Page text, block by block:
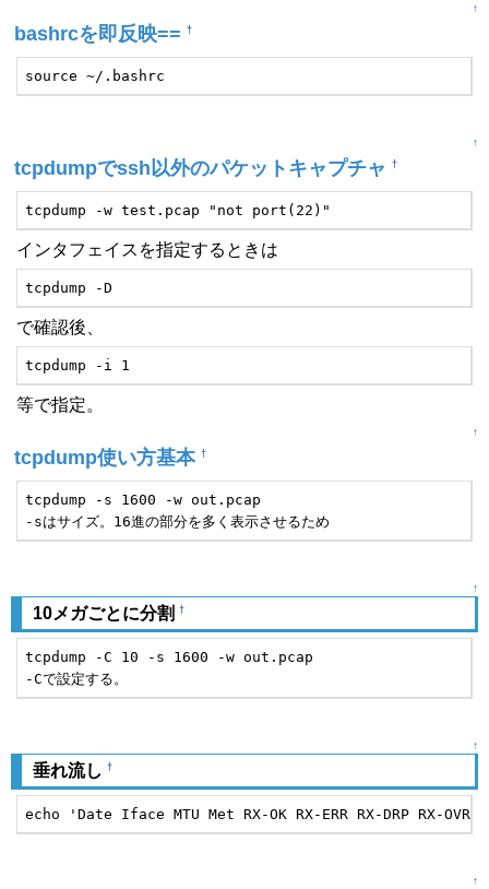
↑
bashrcを即反映== †
source ~/.bashrc
↑
tcpdumpでssh以外のパケットキャプチャ †
tcpdump -w test.pcap "not port(22)"
インタフェイスを指定するときは
tcpdump -D
で確認後、
tcpdump -i 1
等で指定。
↑
tcpdump使い方基本 †
tcpdump -s 1600 -w out.pcap
-sはサイズ。16進の部分を多く表示させるため
↑
10メガごとに分割 †
tcpdump -C 10 -s 1600 -w out.pcap
-Cで設定する。
↑
垂れ流し †
echo 'Date Iface MTU Met RX-OK RX-ERR RX-DRP
↑